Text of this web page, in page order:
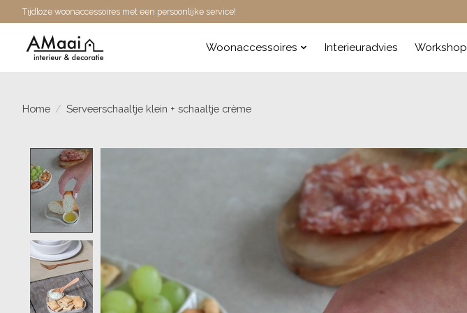
Tijdloze woonaccessoires met een persoonlijke service!
Woonaccessoires Interieuradvies Workshop
Home / Serveerschaaltje klein + schaaltje crème